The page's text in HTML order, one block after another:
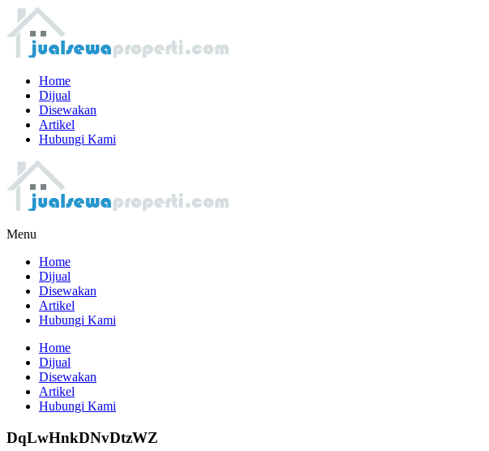
Home
Dijual
Disewakan
Artikel
Hubungi Kami
Menu
Home
Dijual
Disewakan
Artikel
Hubungi Kami
Home
Dijual
Disewakan
Artikel
Hubungi Kami
DqLwHnkDNvDtzWZ